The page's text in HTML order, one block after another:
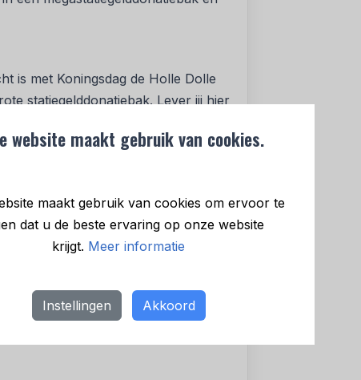
website maakt gebruik van cookies.
maakt gebruik van cookies om ervoor te
dat u de beste ervaring op onze website
krijgt. Meer informatie
Instellingen Akkoord
is met Koningsdag de Holle Dolle
statiegelddonatiebak. Lever jij hier
op een ervaring met rookmachines,
track van rapper Donnie in
pas leuk. Statiegeld hier!
inleverpunten door de hele stad,
Dolle Donnie, draag je niet
ook nog eens jouw statiegeld aan
en flesjes kwijt om zwerfafval